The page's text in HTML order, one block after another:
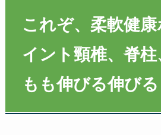
これぞ、柔軟健
イント頸椎、脊
もも伸びる伸びる